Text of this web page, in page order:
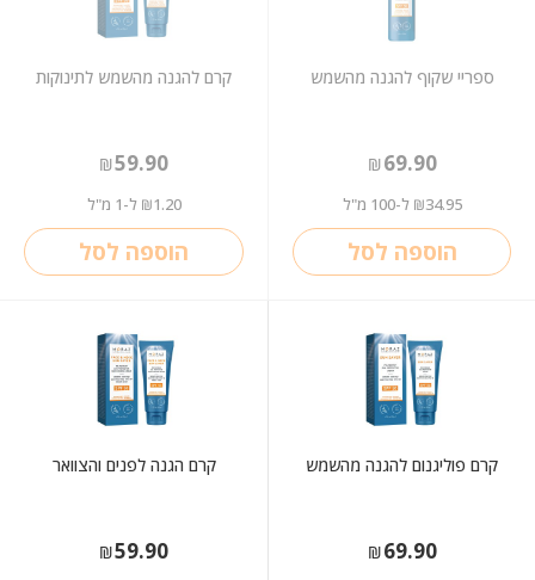
ספריי שקוף להגנה מהשמש
₪69.90
₪34.95 ל-100 מ"ל
הוספה לסל
קרם להגנה מהשמש לתינוקות
₪59.90
₪1.20 ל-1 מ"ל
הוספה לסל
קרם פוליגנום להגנה מהשמש
₪69.90
קרם הגנה לפנים והצוואר
₪59.90